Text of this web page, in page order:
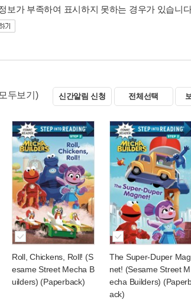
보가 부족하여 표시하지 못하는 경우가 있습니
두보기) 신간알림 신청 전체선택
Roll, Chickens, Roll! (S
esame Street Mecha B
uilders) (Paperback)
The Super-Duper Mag
net! (Sesame Street M
echa Builders)
ack)